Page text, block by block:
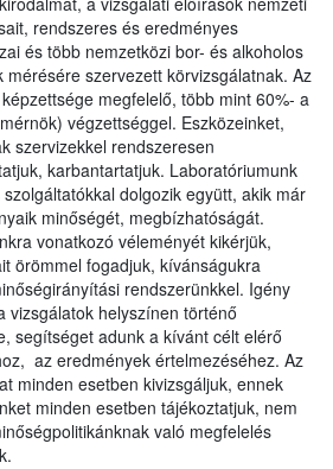
rendszeres és eredményes
és több nemzetközi bor- és alkoholos
mérésére szervezett körvizsgálatnak. Az
megfelelő, több mint 60%- a
végzettséggel. Eszközeinket,
szervizekkel rendszeresen
karbantartatjuk. Laboratóriumunk
dolgozik együtt, akik már
minőségét, megbízhatóságát.
vonatkozó véleményét kikérjük,
örömmel fogadjuk, kívánságukra
rendszerünkkel. Igény
vizsgálatok helyszínen történő
segítséget adunk a kívánt célt elérő
az eredmények értelmezéséhez. Az
minden esetben kivizsgáljuk, ennek
minden esetben tájékoztatjuk, nem
való megfelelés